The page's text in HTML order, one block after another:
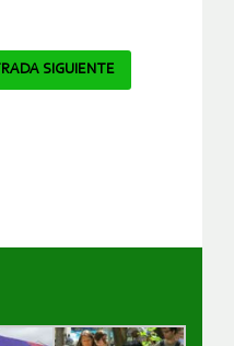
SIGUIENTE